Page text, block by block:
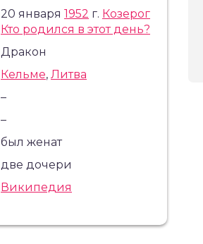
20 января1952 г. Козерог
Кто родился в этот день?
Дракон
Кельме,Литва
–
–
был женат
две дочери
Википедия